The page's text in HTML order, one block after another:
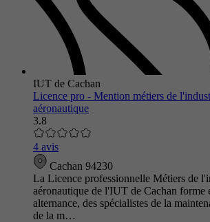
IUT de Cachan
Licence pro - Mention métiers de
aéronautique
3.8
4 avis
Cachan 94230
La Licence professionnelle Métiers de
aéronautique de l'IUT de Cachan forme
alternance, des spécialistes de la
de la m…